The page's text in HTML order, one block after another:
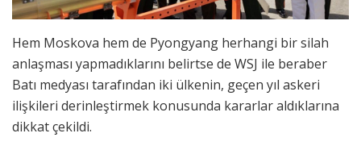
Hem Moskova hem de Pyongyang herhangi bir silah
anlaşması yapmadıklarını belirtse de WSJ ile beraber
Batı medyası tarafından iki ülkenin, geçen yıl askeri
ilişkileri derinleştirmek konusunda kararlar aldıklarına
dikkat çekildi.